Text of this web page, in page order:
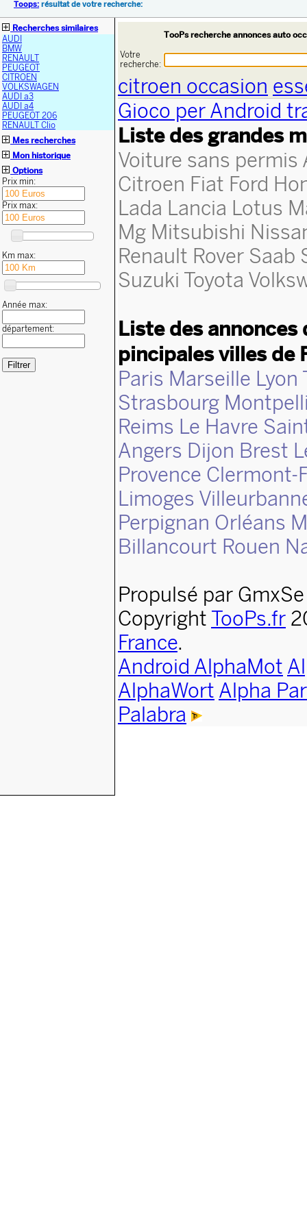
Toops: résultat de votre recherche:
TooPs recherche annonces auto
Votre
recherche:
citroen occasion
Gioco per Android
Liste des grandes
Voiture sans permis
Citroen Fiat Ford
Lada Lancia Lotus
Mg Mitsubishi
Renault Rover Saab
Suzuki Toyota
Liste des
pincipales villes de
Paris Marseille Lyon
Strasbourg
Reims Le Havre
Angers Dijon Brest
Provence Clermont-
Limoges
Perpignan Orléans
Billancourt Rouen
Propulsé par
Copyright TooPs.fr
France.
Android AlphaMot
AlphaWort Alpha
Palabra
Recherches similaires
AUDI
BMW
RENAULT
PEUGEOT
CITROEN
VOLKSWAGEN
AUDI a3
AUDI a4
PEUGEOT 206
RENAULT Clio
Mes recherches
Mon historique
Options
Prix min:
Prix max:
Km max:
Année max:
département: